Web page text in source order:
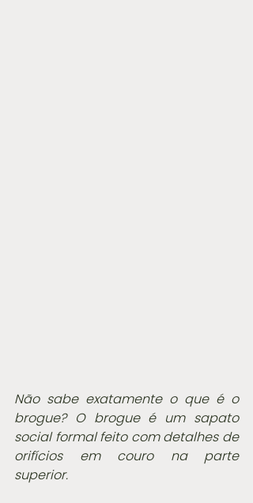
Não sabe exatamente o que é o
brogue? O brogue é um sapato
social formal feito com detalhes de
orifícios em couro na parte
superior.